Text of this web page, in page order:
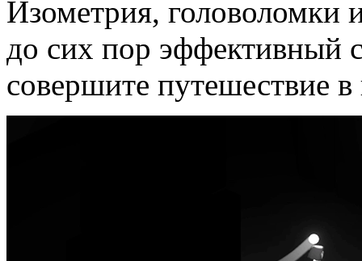
Изометрия, головоломки
до сих пор эффективный
совершите путешествие в